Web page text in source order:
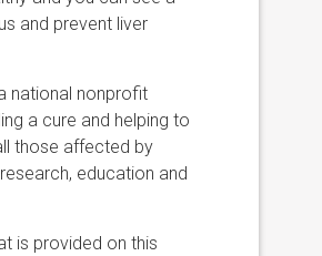
and prevent liver
national nonprofit
a cure and helping to
those affected by
education and
is provided on this